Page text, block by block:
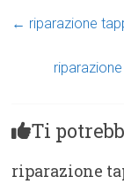
← riparazione
Ti
riparazione